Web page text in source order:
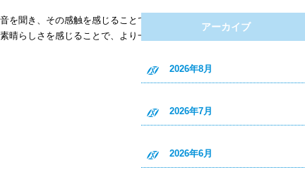
聞き、その感触を感じることで、季節を身体全体で受け取ることがで
らしさを感じることで、より一層深く季節を理解できるでしょう(´ω｀)
アーカイブ
2026年8月
2026年7月
2026年6月